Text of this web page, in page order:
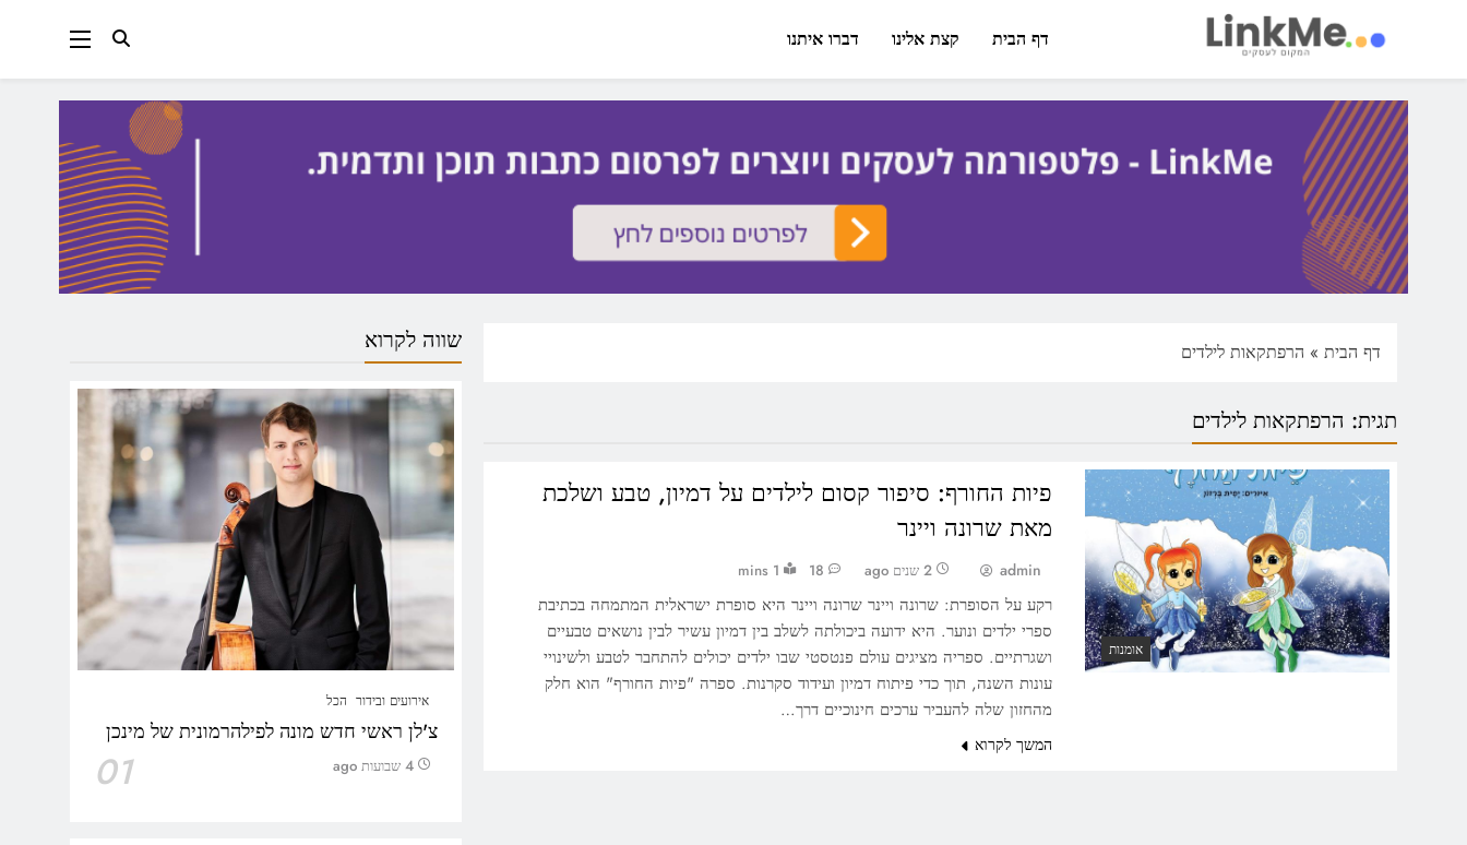
linkme.co.il
פלטפורמה מקצועית לפרסום כתבות תוכן ותדמית
דף הבית קצת אלינו דברו איתנו
דף הבית » הרפתקאות לילדים
תגית: הרפתקאות לילדים
אומנות
פיות החורף: סיפור קסום לילדים על דמיון, טבע ושלכת
מאת שרונה ויינר
admin 2 שנים ago 18
1 mins
רקע על הסופרת: שרונה ויינר שרונה ויינר היא סופרת ישראלית המתמחה בכתיבת
ספרי ילדים ונוער. היא ידועה ביכולתה לשלב בין דמיון עשיר לבין נושאים טבעיים
ושגרתיים. ספריה מציגים עולם פנטסטי שבו ילדים יכולים להתחבר לטבע ולשינויי
עונות השנה, תוך כדי פיתוח דמיון ועידוד סקרנות. ספרה "פיות החורף" הוא חלק
מהחזון שלה להעביר ערכים חינוכיים דרך…
המשך לקרוא
שווה לקרוא
אירועים ובידור הכל
צ'לן ראשי חדש מונה לפילהרמונית של מינכן
01 4 שבועות ago